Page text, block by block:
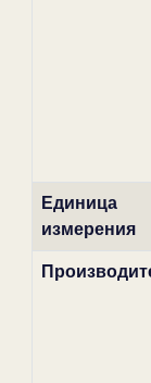
Единица
измерения